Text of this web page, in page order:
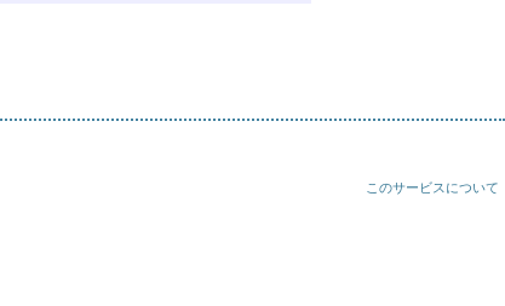
このサービスについて